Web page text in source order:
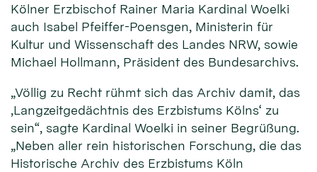
Kölner Erzbischof Rainer Maria Kardinal Woelki
auch Isabel Pfeiffer-Poensgen, Ministerin für
Kultur und Wissenschaft des Landes NRW, sowie
Michael Hollmann, Präsident des Bundesarchivs.
„Völlig zu Recht rühmt sich das Archiv damit, das
‚Langzeitgedächtnis des Erzbistums Kölns‘ zu
sein“, sagte Kardinal Woelki in seiner Begrüßung.
„Neben aller rein historischen Forschung, die das
Historische Archiv des Erzbistums Köln